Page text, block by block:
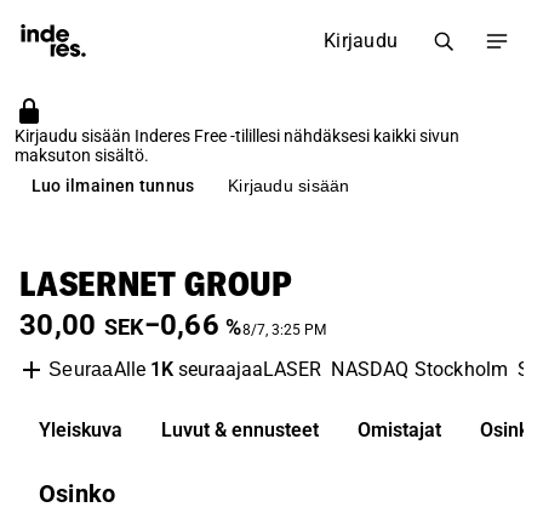
Kirjaudu
Kirjaudu sisään Inderes Free -tilillesi nähdäksesi kaikki sivun
maksuton sisältö.
Luo ilmainen tunnus
Kirjaudu sisään
LASERNET GROUP
30,00 SEK−0,66 %8/7, 3:25 PM
SeuraaAlle 1KseuraajaaLASER NASDAQ Stockholm
Yleiskuva Luvut & ennusteet Omistajat Osinko
Osinko